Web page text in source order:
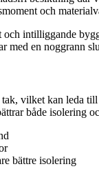
och
intilliggande
med en noggrann
vilket kan leda
både isolering
bättre isolering